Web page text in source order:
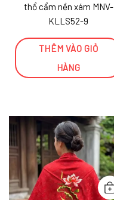
thổ cẩm nền xám MNV-
KLLS52-9
THÊM VÀO GIỎ
HÀNG